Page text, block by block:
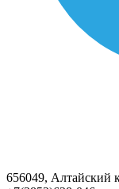
656049, Алтайский